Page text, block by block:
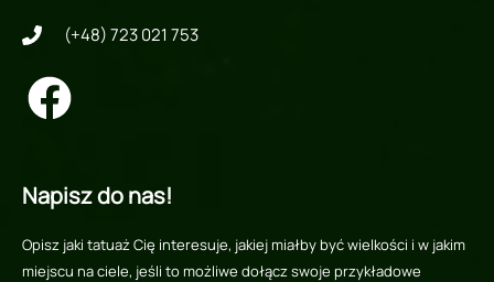
(+48) 723 021 753
Napisz do nas!
Opisz jaki tatuaż Cię interesuje, jakiej miałby być wielkości i w jakim
miejscu na ciele, jeśli to możliwe dołącz swoje przykładowe